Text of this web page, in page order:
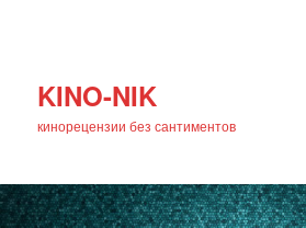
KINO-NIK
кинорецензии без сантиментов